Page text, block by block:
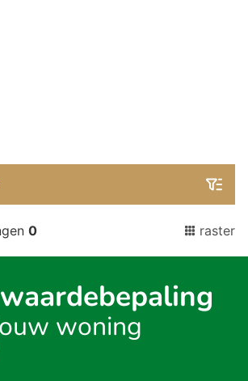
0 raster
woning